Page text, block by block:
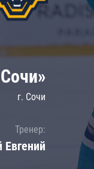
Локомотив
ЦСКА
Шанхайские
г. Сочи
Тренер:
Евгений